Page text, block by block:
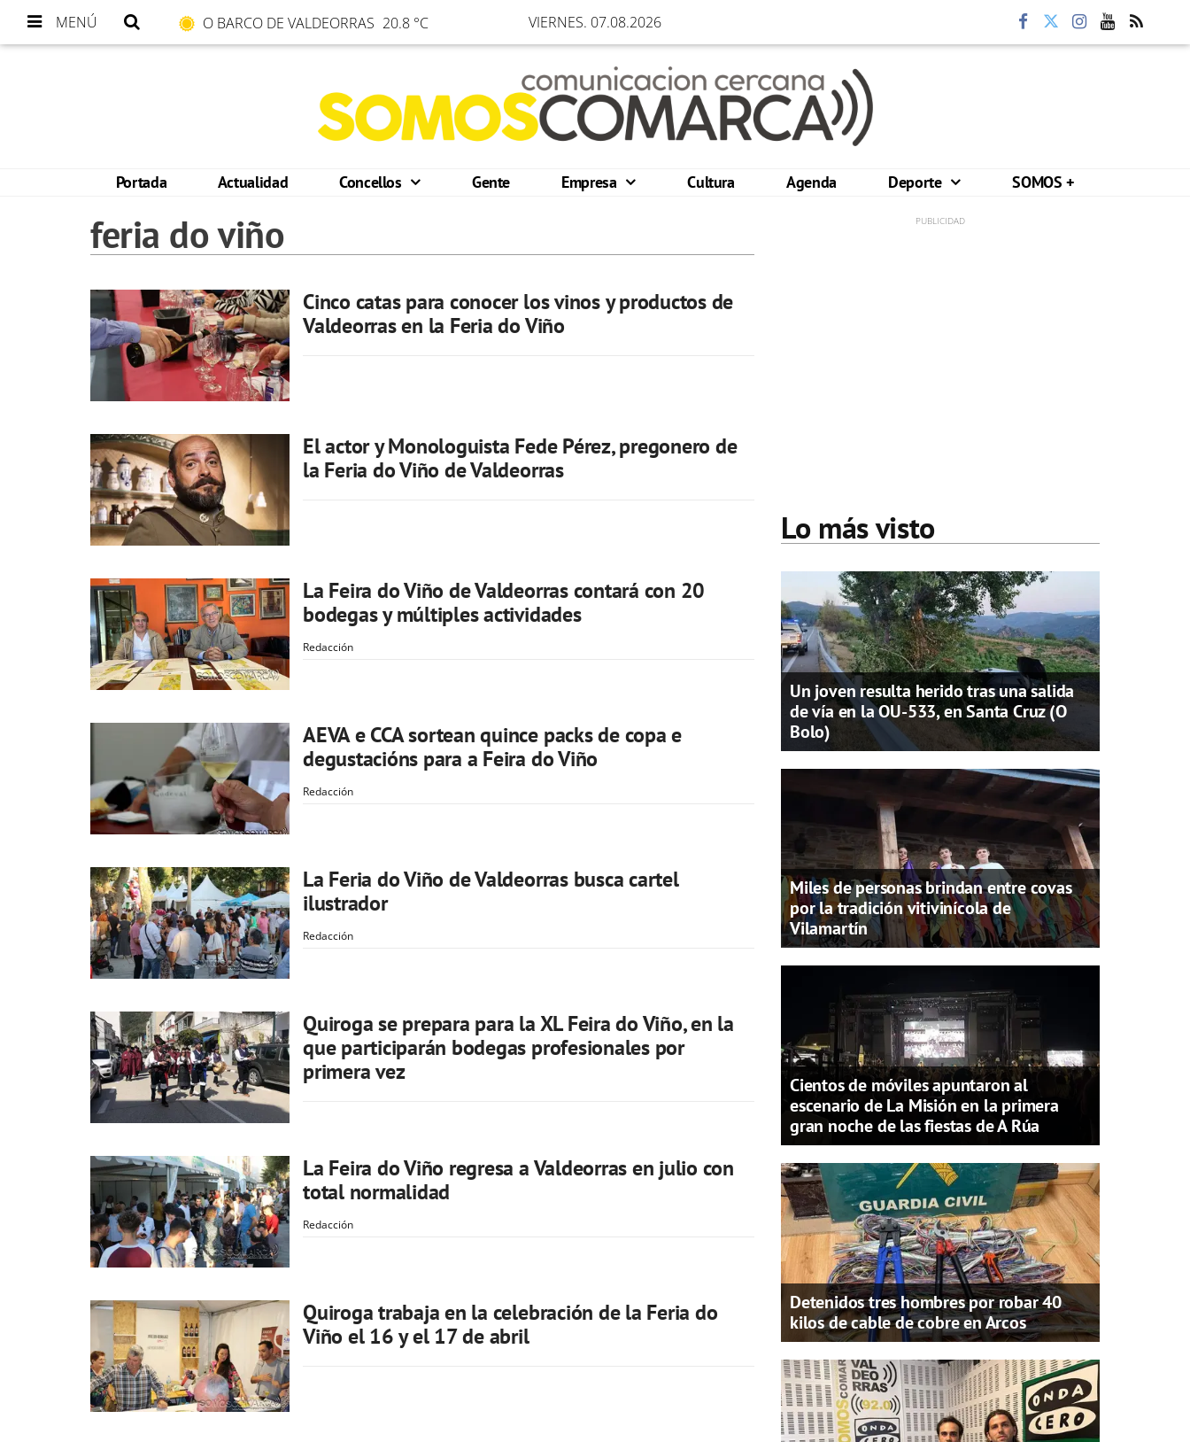
MENÚ O BARCO DE VALDEORRAS 20.8 °C VIERNES. 07.08.2026
Portada Actualidad Concellos Gente Empresa Cultura Agenda Deporte SOMOS +
feria do viño
Cinco catas para conocer los vinos y productos de
Valdeorras en la Feria do Viño
El actor y Monologuista Fede Pérez, pregonero de
la Feria do Viño de Valdeorras
La Feira do Viño de Valdeorras contará con 20
bodegas y múltiples actividades
Redacción
AEVA e CCA sortean quince packs de copa e
degustacións para a Feira do Viño
Redacción
La Feria do Viño de Valdeorras busca cartel
ilustrador
Redacción
Quiroga se prepara para la XL Feira do Viño, en la
que participarán bodegas profesionales por
primera vez
La Feira do Viño regresa a Valdeorras en julio con
total normalidad
Redacción
Quiroga trabaja en la celebración de la Feria do
Viño el 16 y el 17 de abril
Lo más visto
Un joven resulta herido tras una salida
de vía en la OU-533, en Santa Cruz (O
Bolo)
Miles de personas brindan entre covas
por la tradición vitivinícola de
Vilamartín
Cientos de móviles apuntaron al
escenario de La Misión en la primera
gran noche de las fiestas de A Rúa
Detenidos tres hombres por robar 40
kilos de cable de cobre en Arcos